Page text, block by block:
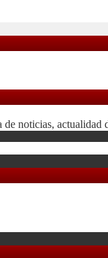
noticias,